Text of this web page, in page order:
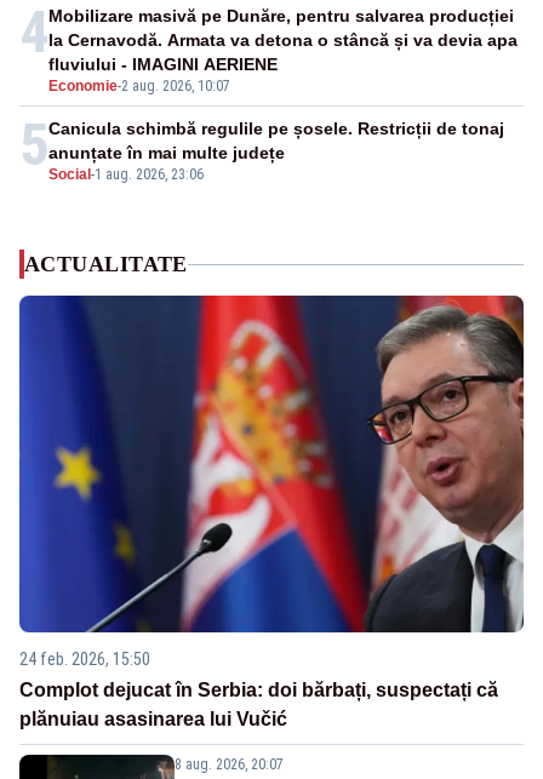
4
Economie-2 aug. 2026, 10:07
Mobilizare masivă pe Dunăre, pentru salvarea producției
la Cernavodă. Armata va detona o stâncă și va devia apa
fluviului - IMAGINI AERIENE
5Social -1 aug. 2026, 23:06
Canicula schimbă regulile pe șosele. Restricții de tonaj
anunțate în mai multe județe
ACTUALITATE
24 feb. 2026, 15:50
Complot dejucat în Serbia: doi bărbați, suspectați că
plănuiau asasinarea lui Vučić
8 aug. 2026, 20:07